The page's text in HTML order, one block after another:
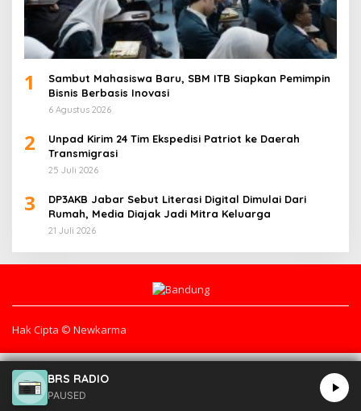
1
Sambut Mahasiswa Baru, SBM ITB Siapkan Pemimpin
Bisnis Berbasis Inovasi
6 Agustus 2026
2
Unpad Kirim 24 Tim Ekspedisi Patriot ke Daerah
Transmigrasi
25 Juli 2026
3
DP3AKB Jabar Sebut Literasi Digital Dimulai Dari
Rumah, Media Diajak Jadi Mitra Keluarga
21 Juli 2026
Hak Cipta © Newkarma
BRS RADIO
PAUSED